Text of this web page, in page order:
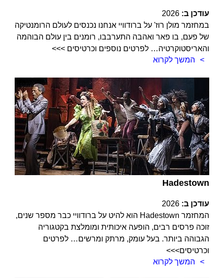
עודכן ב: 2026
במחזמר מולן רוז' על ברודוויי אנחנו נכנסים לעולם הרומנטיקה
של פעם, בו פאר ואהבה התערבבו, רומנים בין עולם הבוהמה
והאריסטוקרטיה… לפרטים נוספים וכרטיסים >>>
המשך לקרוא
Hadestown
עודכן ב: 2026
המחזמר Hadestown הוא להיט על ברודוויי כבר מספר שנים,
זוכה פרסים רבים, הופעה איכותית ומומלצת בקטגוריה
הגבוהה ביותר. בעל עומק, מרתק ומרשים… לפרטים
וכרטיסים>>>
המשך לקרוא